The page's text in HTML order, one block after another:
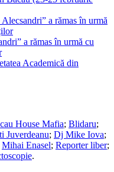
a rămas în urmă
a rămas în urmă cu
Academică din
House Mafia; Blidaru;
Juverdeanu; Dj Mike Iova;
Mihai Enasel; Reporter liber;
.